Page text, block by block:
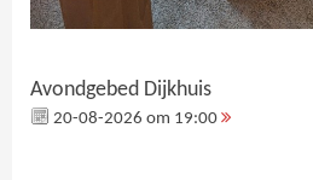
Avondgebed Dijkhuis
20-08-2026 om 19:00